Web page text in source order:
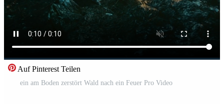
Auf Pinterest Teilen
ein am Boden zerstört Wald nach ein Feuer Pro Video